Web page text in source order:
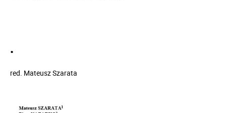
.
red. Mateusz Szarata